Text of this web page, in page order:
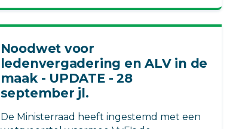
Noodwet voor
ledenvergadering en ALV in de
maak - UPDATE - 28
september jl.
De Ministerraad heeft ingestemd met een